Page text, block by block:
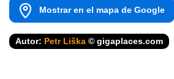
Mostrar en el mapa de Google
Autor: Petr Liška © gigaplaces.com